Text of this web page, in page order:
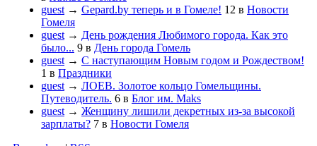
guest → Gepard.by теперь и в Гомеле! 12 в Новости
Гомеля
guest → День рождения Любимого города. Как это
было... 9 в День города Гомель
guest → С наступающим Новым годом и Рождеством!
1 в Праздники
guest → ЛОЕВ. Золотое кольцо Гомельщины.
Путеводитель. 6 в Блог им. Maks
guest → Женщину лишили декретных из-за высокой
зарплаты? 7 в Новости Гомеля